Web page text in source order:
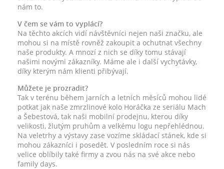
nám to.
V čem se vám to vyplácí?
Na těchto akcích vidí návštěvníci nejen naši značku, ale
mohou si na místě rovněž zakoupit a ochutnat všechny
naše produkty. A mnozí z nich se díky tomu stávají
našimi novými zákazníky. Máme ale i další vychytávky,
díky kterým nám klienti přibývají.
Můžete je prozradit?
Tak v terénu během jarních a letních měsíců mohou lidé
potkat jak naše zmrzlinové kolo Horáčka ze seriálu Mach
a Šebestová, tak naši mobilní prodejnu, kterou díky
velikosti, žlutým pruhům a velkému logu nepřehlédnou.
Na veletrhy a výstavy zase vozíme skládací stánek, kde si
mohou zákazníci i posedět. V posledním roce si nás
velice oblíbily také firmy a zvou nás na své akce nebo
family days.